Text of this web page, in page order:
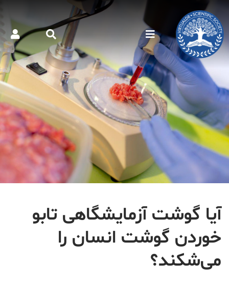
آیا گوشت‌ آزمایشگاهی تابو
خوردن گوشت انسان را
می‌شکند؟